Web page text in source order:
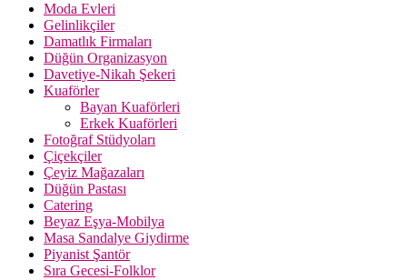
Moda Evleri
Gelinlikçiler
Damatlık Firmaları
Düğün Organizasyon
Davetiye-Nikah Şekeri
Kuaförler
Bayan Kuaförleri
Erkek Kuaförleri
Fotoğraf Stüdyoları
Çiçekçiler
Çeyiz Mağazaları
Düğün Pastası
Catering
Beyaz Eşya-Mobilya
Masa Sandalye Giydirme
Piyanist Şantör
Sıra Gecesi-Folklor